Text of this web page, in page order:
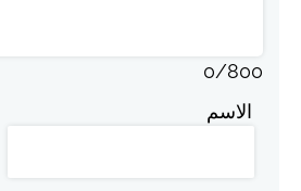
0/800
الاسم